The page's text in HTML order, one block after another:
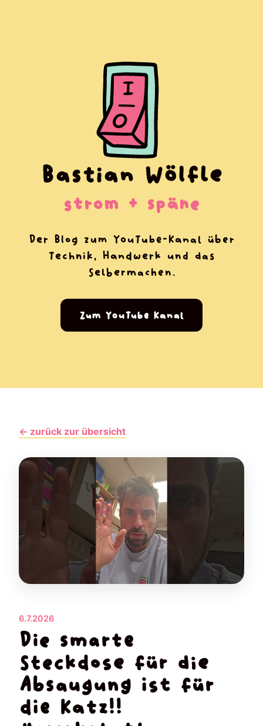
Bastian Wölfle
strom + späne
Der Blog zum YouTube-Kanal über
Technik, Handwerk und das
Selbermachen.
Zum YouTube Kanal
← zurück zur übersicht
6.7.2026
Die smarte
Steckdose für die
Absaugung ist für
die Katz!!